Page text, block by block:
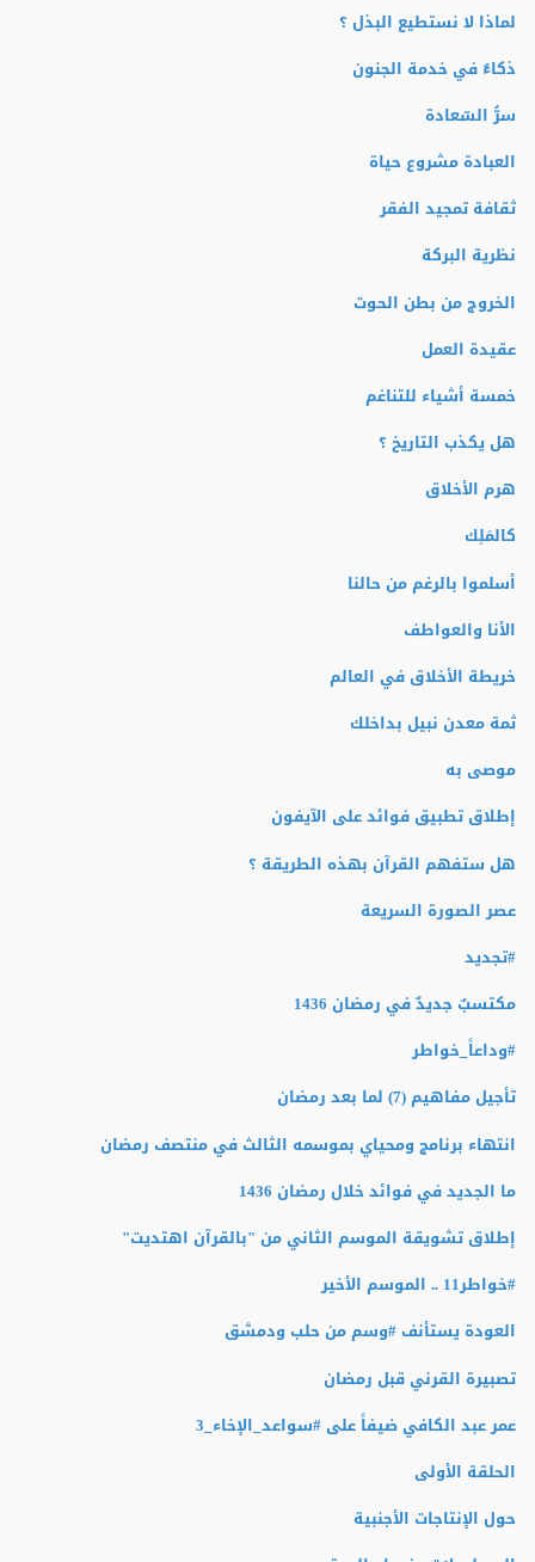
لماذا لا نستطيع البذل ؟
ذكاءٌ في خدمة الجنون
سرُّ السّعادة
العبادة مشروع حياة
ثقافة تمجيد الفقر
نظرية البركة
الخروج من بطن الحوت
عقيدة العمل
خمسة أشياء للتناغم
هل يكذب التاريخ ؟
هرم الأخلاق
كالمَلِك
أسلموا بالرغم من حالنا
الأنا والعواطف
خريطة الأخلاق في العالم
ثمة معدن نبيل بداخلك
موصى به
إطلاق تطبيق فوائد على الآيفون
هل ستفهم القرآن بهذه الطريقة ؟
عصر الصورة السريعة
#تجديد
مكتسبٌ جديدٌ في رمضان 1436
#وداعاً_خواطر
تأجيل مفاهيم (7) لما بعد رمضان
انتهاء برنامج ومحياي بموسمه الثالث في منتصف رمضان
ما الجديد في فوائد خلال رمضان 1436
إطلاق تشويقة الموسم الثاني من "بالقرآن اهتديت"
#‏خواطر11 .. الموسم الأخير
العودة يستأنف #وسم من حلب ودمشق
تصبيرة القرني قبل رمضان
عمر عبد الكافي ضيفاً على #سواعد_الإخاء_3
الحلقة الأولى
حول الإنتاجات الأجنبية